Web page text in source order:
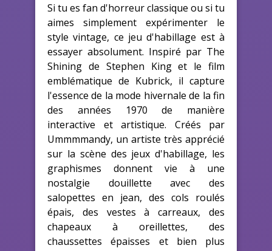
Si tu es fan d'horreur classique ou si tu
aimes simplement expérimenter le
style vintage, ce jeu d'habillage est à
essayer absolument. Inspiré par The
Shining de Stephen King et le film
emblématique de Kubrick, il capture
l'essence de la mode hivernale de la fin
des années 1970 de manière
interactive et artistique. Créés par
Ummmmandy, un artiste très apprécié
sur la scène des jeux d'habillage, les
graphismes donnent vie à une
nostalgie douillette avec des
salopettes en jean, des cols roulés
épais, des vestes à carreaux, des
chapeaux à oreillettes, des
chaussettes épaisses et bien plus